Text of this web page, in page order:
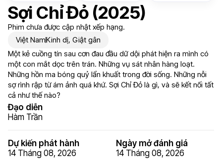
Sợi Chỉ Đỏ (2025)
Phim chưa được cập nhật xếp hạng.
Việt NamKinh dị, Giật gân
Một kẻ cuồng tín sau cơn đau đầu dữ dội phát hiện ra mình có
một con mắt dọc trên trán. Những vụ sát nhân hàng loạt.
Những hồn ma bóng quỷ lẩn khuất trong đời sống. Những nỗi
sợ rình rập từ ám ảnh quá khứ. Sợi Chỉ Đỏ là gì, và sẽ kết nối tất
cả như thế nào?
Đạo diễn
Hàm Trần
Dự kiến phát hành
14 Tháng 08, 2026
Ngày mở đánh giá
14 Tháng 08, 2026